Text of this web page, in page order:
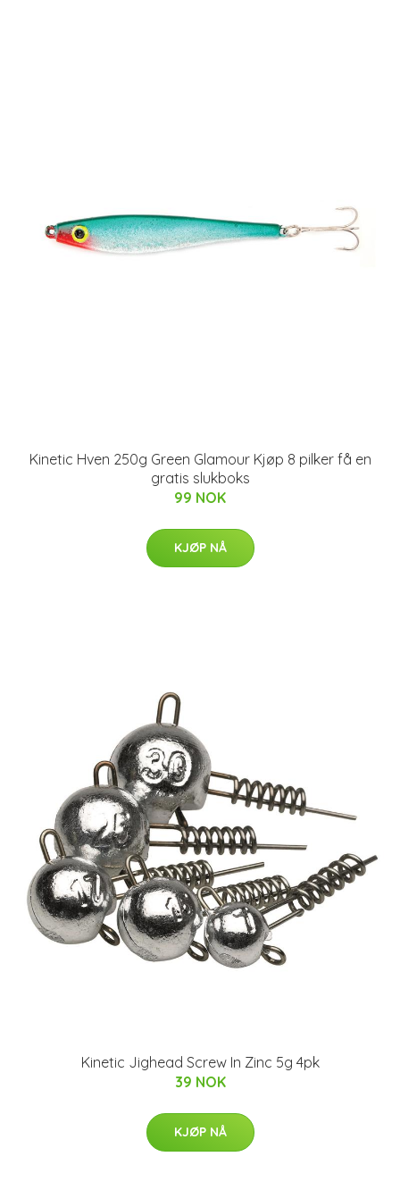
Kinetic Hven 250g Green Glamour Kjøp 8 pilker få en
gratis slukboks
99 NOK
KJØP NÅ
Kinetic Jighead Screw In Zinc 5g 4pk
39 NOK
KJØP NÅ